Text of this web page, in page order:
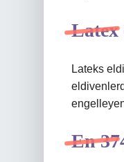
Latex
Lateks
En